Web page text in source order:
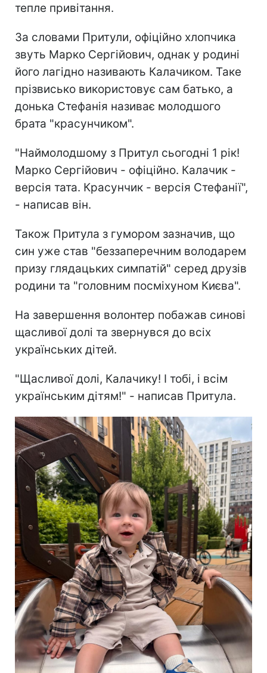
тепле привітання.
За словами Притули, офіційно хлопчика
звуть Марко Сергійович, однак у родині
його лагідно називають Калачиком. Таке
прізвисько використовує сам батько, а
донька Стефанія називає молодшого
брата "красунчиком".
"Наймолодшому з Притул сьогодні 1 рік!
Марко Сергійович - офіційно. Калачик -
версія тата. Красунчик - версія Стефанії",
- написав він.
Також Притула з гумором зазначив, що
син уже став "беззаперечним володарем
призу глядацьких симпатій" серед друзів
родини та "головним посміхуном Києва".
На завершення волонтер побажав синові
щасливої долі та звернувся до всіх
українських дітей.
"Щасливої долі, Калачику! І тобі, і всім
українським дітям!" - написав Притула.